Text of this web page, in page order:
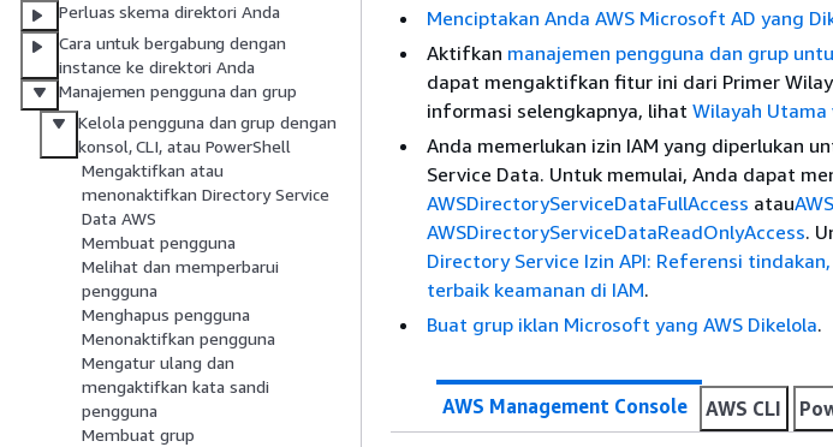
Perluas skema direktori Anda
Cara untuk bergabung dengan
instance ke direktori Anda
Manajemen pengguna dan grup
Kelola pengguna dan grup dengan
konsol, CLI, atau PowerShell
Mengaktifkan atau
menonaktifkan Directory Service
Data AWS
Membuat pengguna
Melihat dan memperbarui
pengguna
Menghapus pengguna
Menonaktifkan pengguna
Mengatur ulang dan
mengaktifkan kata sandi
pengguna
Membuat grup
Menciptakan Anda AWS Microsoft AD yang
Aktifkan manajemen pengguna dan grup
dapat mengaktifkan fitur ini dari Primer
informasi selengkapnya, lihat Wilayah Utama
Anda memerlukan izin IAM yang diperlukan
Service Data. Untuk memulai, Anda dapat
AWSDirectoryServiceDataFullAccess atau
AWSDirectoryServiceDataReadOnlyAccess.
Directory Service Izin API: Referensi
terbaik keamanan di IAM.
Buat grup iklan Microsoft yang AWS Dikelola.
AWS Management Console AWS CLI